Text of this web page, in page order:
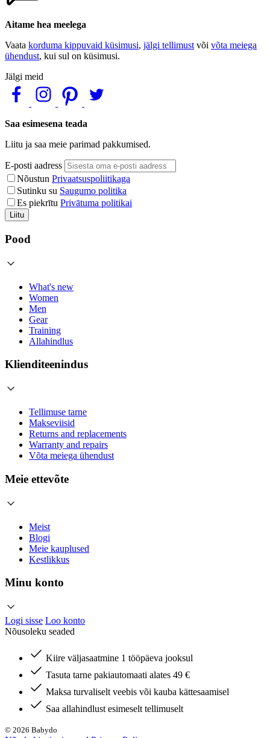
Aitame hea meelega
Vaata korduma kippuvaid küsimusi, jälgi tellimust või võta meiega
ühendust, kui sul on küsimusi.
Jälgi meid
Saa esimesena teada
Liitu ja saa meie parimad pakkumised.
E-posti aadress
Nõustun Privaatsuspoliitikaga
Sutinku su Saugumo politika
Es piekrītu Privātuma politikai
Liitu
Pood
What's new
Women
Men
Gear
Training
Allahindlus
Klienditeenindus
Tellimuse tarne
Makseviisid
Returns and replacements
Warranty and repairs
Võta meiega ühendust
Meie ettevõte
Meist
Blogi
Meie kauplused
Kestlikkus
Minu konto
Logi sisse Loo konto
Nõusoleku seaded
Kiire väljasaatmine 1 tööpäeva jooksul
Tasuta tarne pakiautomaati alates 49 €
Maksa turvaliselt veebis või kauba kättesaamisel
Saa allahindlust esimeselt tellimuselt
© 2026 Babydo